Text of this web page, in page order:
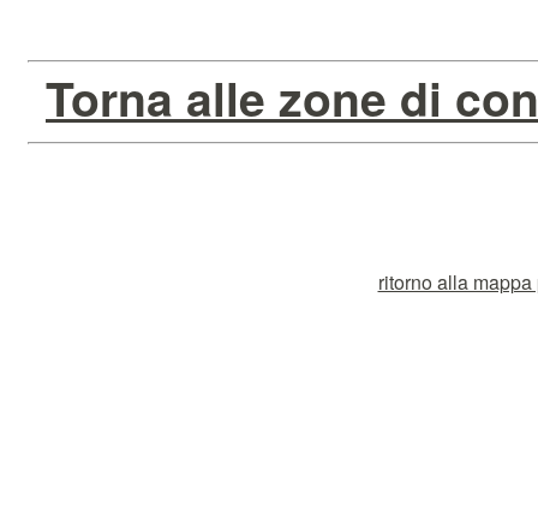
Torna alle zone di
ritorno alla